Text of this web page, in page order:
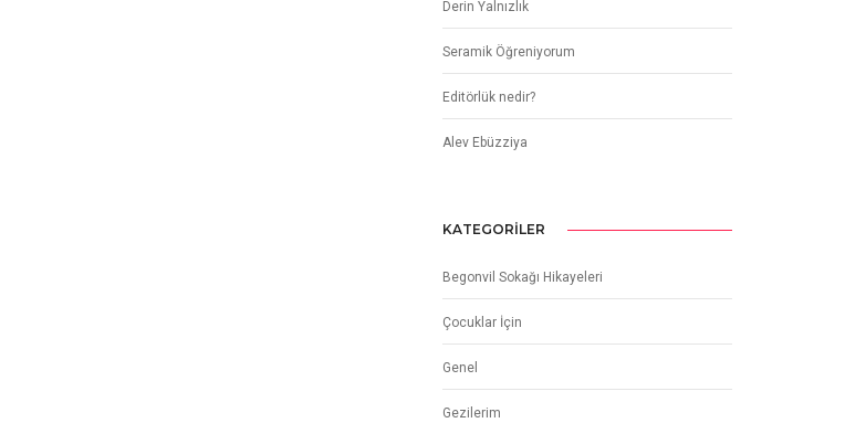
Derin Yalnızlık
Seramik Öğreniyorum
Editörlük nedir?
Alev Ebüzziya
KATEGORILER
Begonvil Sokağı Hikayeleri
Çocuklar İçin
Genel
Gezilerim